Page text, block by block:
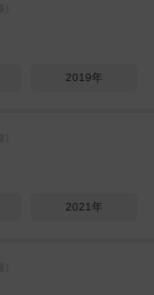
2019年
2021年